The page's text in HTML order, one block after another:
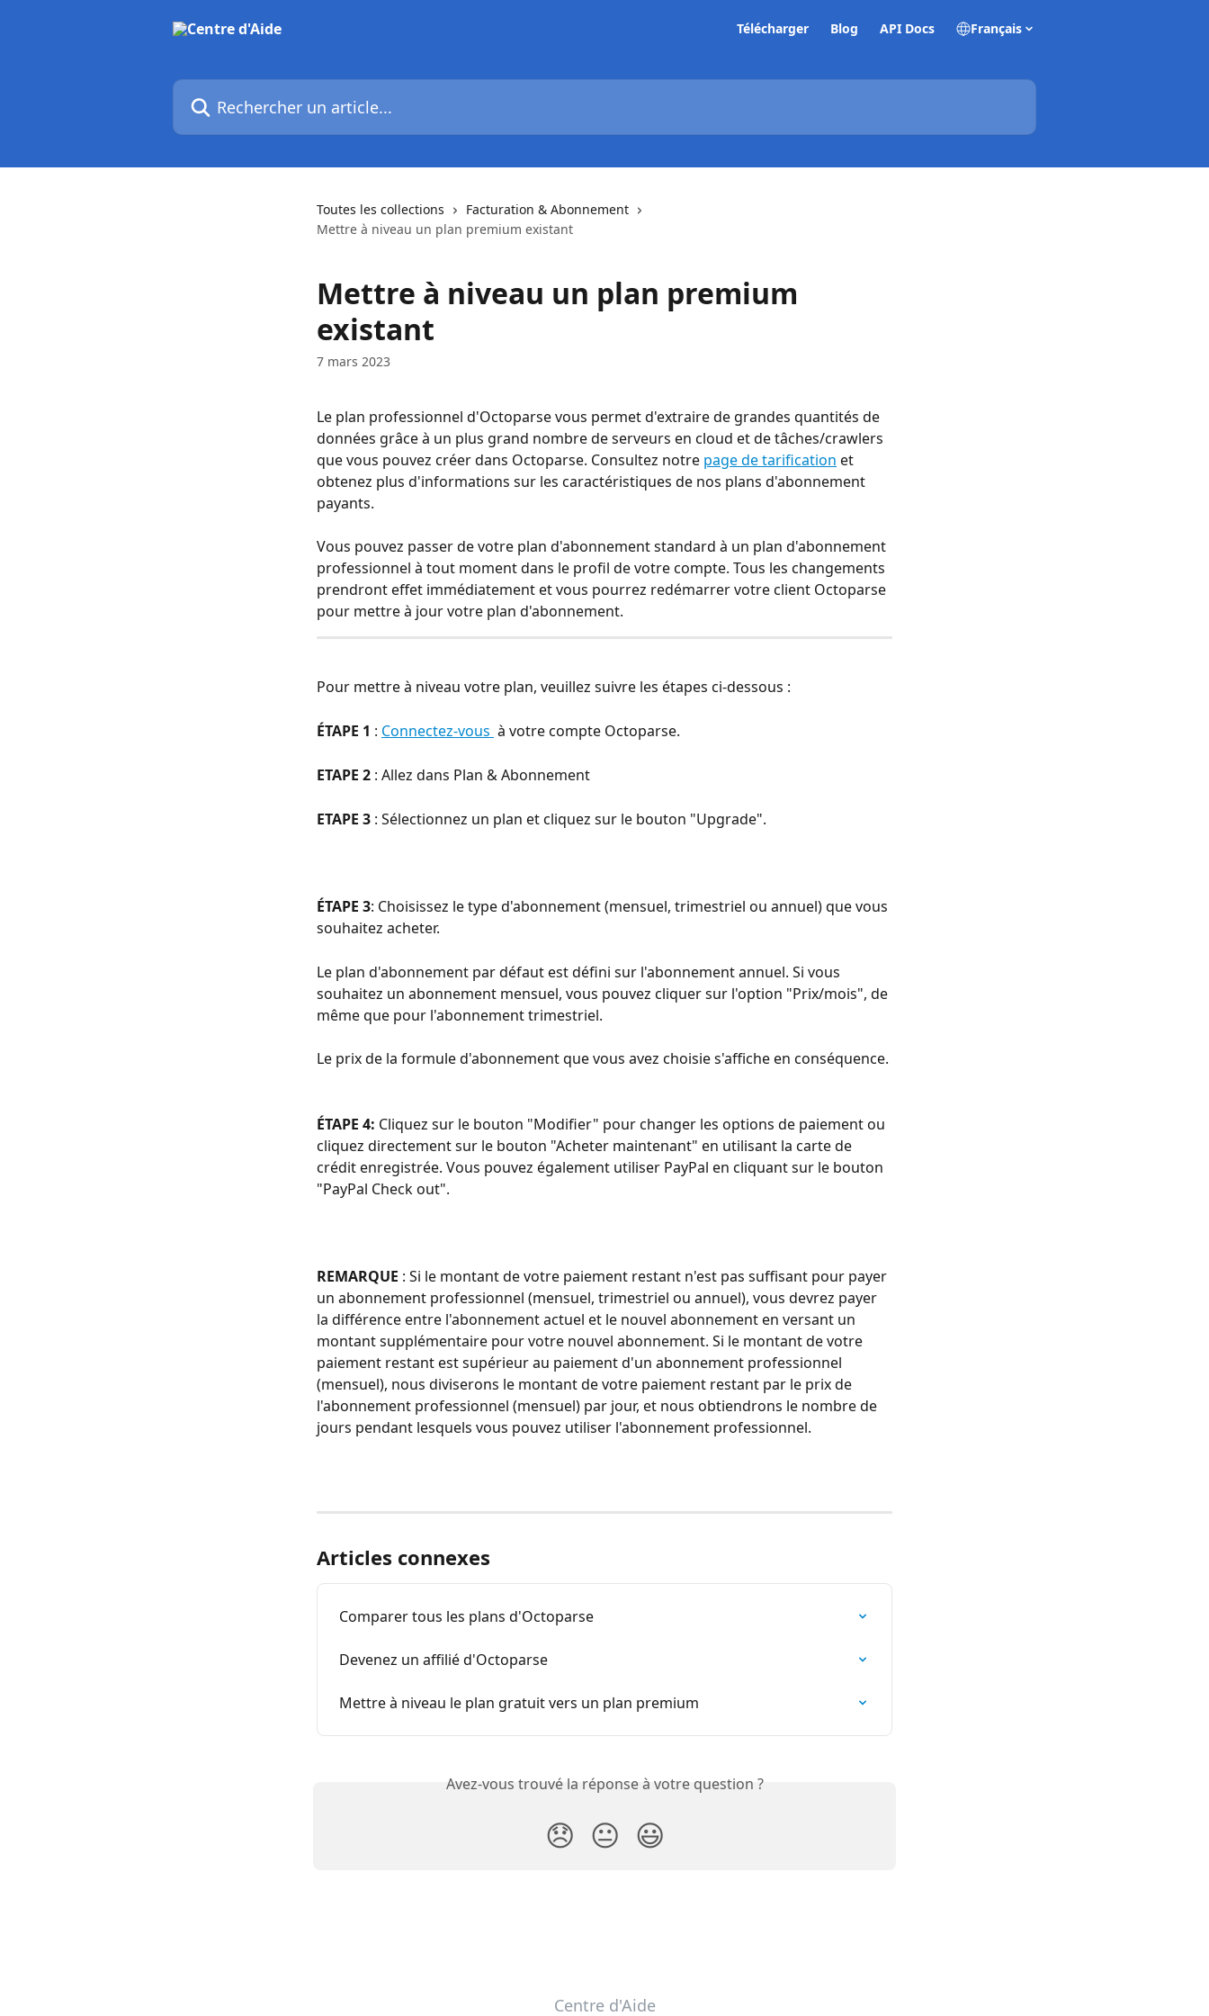
Télécharger Blog API Docs Français
Rechercher un article...
Toutes les collections
Facturation & Abonnement
Mettre à niveau un plan premium existant
Mettre à niveau un plan premium
existant
7 mars 2023
Le plan professionnel d'Octoparse vous permet d'extraire de grandes quantités de
données grâce à un plus grand nombre de serveurs en cloud et de tâches/crawlers
que vous pouvez créer dans Octoparse. Consultez notre page de tarification et
obtenez plus d'informations sur les caractéristiques de nos plans d'abonnement
payants.
Vous pouvez passer de votre plan d'abonnement standard à un plan d'abonnement
professionnel à tout moment dans le profil de votre compte. Tous les changements
prendront effet immédiatement et vous pourrez redémarrer votre client Octoparse
pour mettre à jour votre plan d'abonnement.
Pour mettre à niveau votre plan, veuillez suivre les étapes ci-dessous :
ÉTAPE 1 : Connectez-vous à votre compte Octoparse.
ETAPE 2 : Allez dans Plan & Abonnement
ETAPE 3 : Sélectionnez un plan et cliquez sur le bouton "Upgrade".
ÉTAPE 3: Choisissez le type d'abonnement (mensuel, trimestriel ou annuel) que vous
souhaitez acheter.
Le plan d'abonnement par défaut est défini sur l'abonnement annuel. Si vous
souhaitez un abonnement mensuel, vous pouvez cliquer sur l'option "Prix/mois", de
même que pour l'abonnement trimestriel.
Le prix de la formule d'abonnement que vous avez choisie s'affiche en conséquence.
ÉTAPE 4: Cliquez sur le bouton "Modifier" pour changer les options de paiement ou
cliquez directement sur le bouton "Acheter maintenant" en utilisant la carte de
crédit enregistrée. Vous pouvez également utiliser PayPal en cliquant sur le bouton
"PayPal Check out".
REMARQUE : Si le montant de votre paiement restant n'est pas suffisant pour payer
un abonnement professionnel (mensuel, trimestriel ou annuel), vous devrez payer
la différence entre l'abonnement actuel et le nouvel abonnement en versant un
montant supplémentaire pour votre nouvel abonnement. Si le montant de votre
paiement restant est supérieur au paiement d'un abonnement professionnel
(mensuel), nous diviserons le montant de votre paiement restant par le prix de
l'abonnement professionnel (mensuel) par jour, et nous obtiendrons le nombre de
jours pendant lesquels vous pouvez utiliser l'abonnement professionnel.
Articles connexes
Comparer tous les plans d'Octoparse
Devenez un affilié d'Octoparse
Mettre à niveau le plan gratuit vers un plan premium
Avez-vous trouvé la réponse à votre question ?
😞 😐 😃
Centre d'Aide